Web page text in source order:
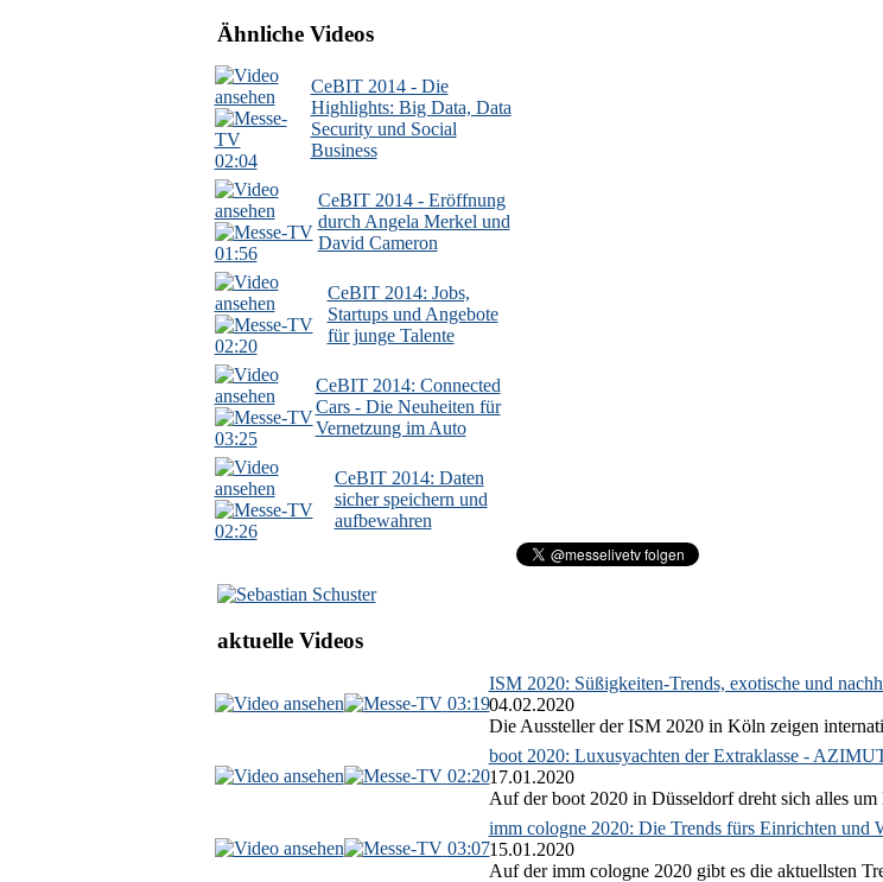
Ähnliche Videos
02:04
CeBIT 2014 - Die
Highlights: Big Data, Data
Security und Social
Business
01:56
CeBIT 2014 - Eröffnung
durch Angela Merkel und
David Cameron
02:20
CeBIT 2014: Jobs,
Startups und Angebote
für junge Talente
03:25
CeBIT 2014: Connected
Cars - Die Neuheiten für
Vernetzung im Auto
02:26
CeBIT 2014: Daten
sicher speichern und
aufbewahren
aktuelle Videos
03:19
ISM 2020: Süßigkeiten-Trends, exotische und
04.02.2020
Die Aussteller der ISM 2020 in Köln zeigen
02:20
boot 2020: Luxusyachten der Extraklasse -
17.01.2020
Auf der boot 2020 in Düsseldorf dreht sich alles
03:07
imm cologne 2020: Die Trends fürs Einrichten und
15.01.2020
Auf der imm cologne 2020 gibt es die aktuellsten